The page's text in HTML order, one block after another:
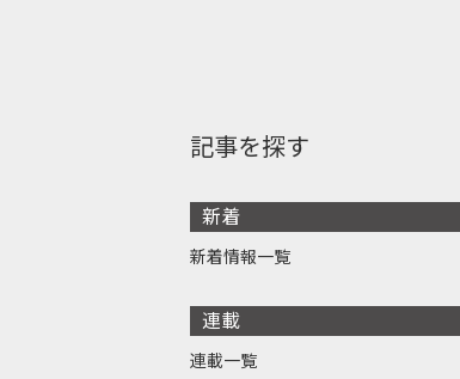
記事を探す
新着
新着情報一覧
連載
連載一覧